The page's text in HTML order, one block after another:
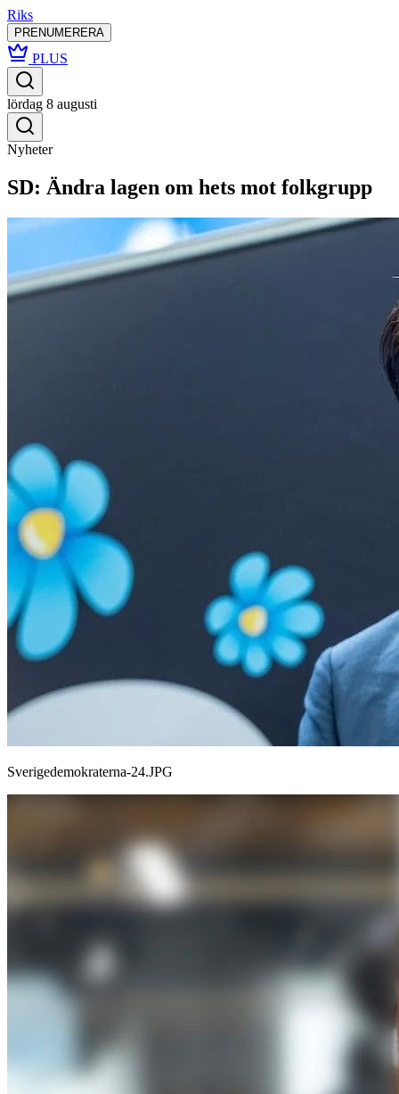
Riks
PRENUMERERA
PLUS
lördag 8 augusti
Nyheter
SD: Ändra lagen om hets mot folkgrupp
Sverigedemokraterna-24.JPG